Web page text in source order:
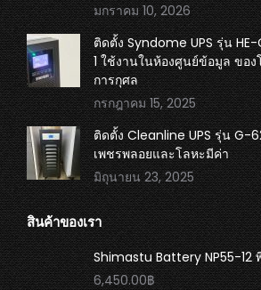
มกราคม 10, 2026
ติดตั้ง Syndome UPS รุ่น
1 ใช้งานในห้องศูนย์ข้อมูล ของ
การกุศล
กรกฎาคม 15, 2025
ติดตั้ง Cleanline UPS รุ่น G-
เพชรพลอยและโลหะมีค่า
มิถุนายน 23, 2025
สินค้าของเรา
Shimastu Battery NP55-12
6,450.00฿